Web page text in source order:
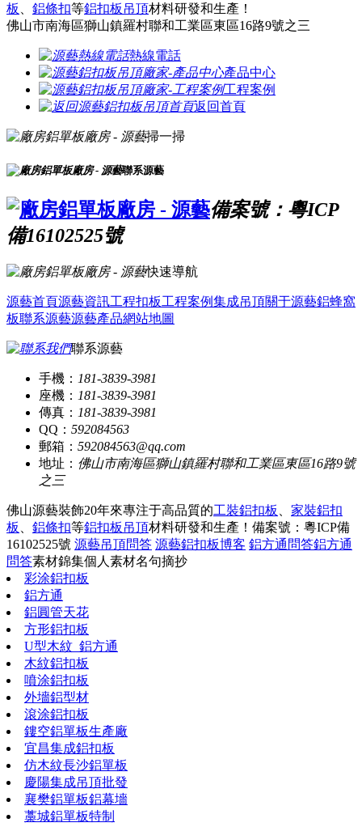
板
鋁條扣等鋁扣板吊頂材料研發和生產！
佛山市南海區獅山鎮羅村聯和工業區東區16路9號之三
熱線電話
產品中心
工程案例
返回首頁
掃一掃
聯系源藝
備案號：粵ICP
備16102525號
快速導航
源藝首頁源藝資訊工程扣板工程案例集成吊頂關于源藝鋁蜂窩
板聯系源藝源藝產品網站地圖
聯系源藝
手機： 181-3839-3981
座機： 181-3839-3981
傳真： 181-3839-3981
QQ： 592084563
郵箱： 592084563@qq.com
地址： 佛山市南海區獅山鎮羅村聯和工業區東區16路9號
之三
佛山源藝裝飾20年來專注于高品質的工裝鋁扣板 、 家裝鋁扣
板 、 鋁條扣等鋁扣板吊頂材料研發和生產！ 備案號：粵ICP備
16102525號 源藝吊頂問答 源藝鋁扣板博客 鋁方通問答鋁方通
問答素材錦集個人素材名句摘抄
彩涂鋁扣板
鋁方通
鋁圓管天花
方形鋁扣板
U型木紋_鋁方通
木紋鋁扣板
噴涂鋁扣板
外墻鋁型材
滾涂鋁扣板
鏤空鋁單板生產廠
宜昌集成鋁扣板
仿木紋長沙鋁單板
慶陽集成吊頂批發
襄樊鋁單板鋁幕墻
藁城鋁單板特制